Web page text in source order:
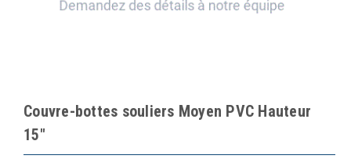
Couvre-bottes souliers Moyen PVC Hauteur
15"